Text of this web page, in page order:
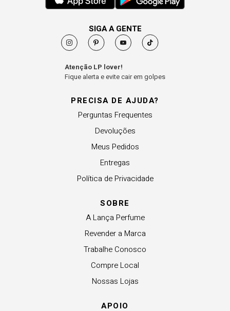
PRECISA DE AJUDA?
Perguntas Frequentes
Devoluções
Meus Pedidos
Entregas
Política de Privacidade
SOBRE
A Lança Perfume
Revender a Marca
Trabalhe Conosco
Compre Local
Nossas Lojas
APOIO
SIGA A GENTE
Atenção LP lover!
Fique alerta e evite cair em golpes